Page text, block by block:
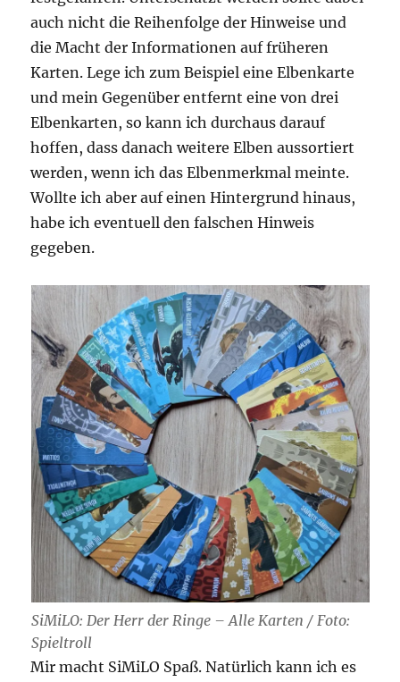
auch nicht die Reihenfolge der Hinweise und
die Macht der Informationen auf früheren
Karten. Lege ich zum Beispiel eine Elbenkarte
und mein Gegenüber entfernt eine von drei
Elbenkarten, so kann ich durchaus darauf
hoffen, dass danach weitere Elben aussortiert
werden, wenn ich das Elbenmerkmal meinte.
Wollte ich aber auf einen Hintergrund hinaus,
habe ich eventuell den falschen Hinweis
gegeben.
SiMiLO: Der Herr der Ringe – Alle Karten / Foto:
Spieltroll
Mir macht SiMiLO Spaß. Natürlich kann ich es